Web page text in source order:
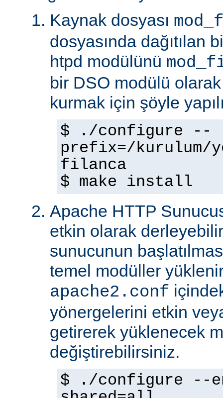
Kaynak dosyası
dosyasında dağıtılan
htpd modülünü
bir DSO modülü
kurmak için şöyle
$ ./configure --
prefix=/kurulum/
filanca
$ make install
Apache HTTP
etkin olarak
sunucunun
temel modüller
apache2.conf
yönergelerini etkin
getirerek yüklenecek
değiştirebilirsiniz.
$ ./configure --